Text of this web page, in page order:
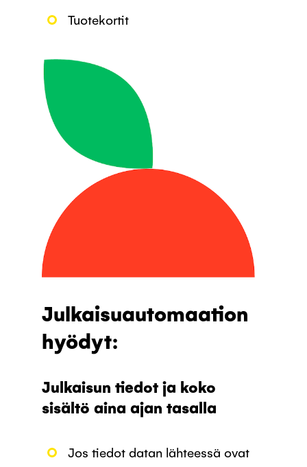
Tuotekortit
Julkaisuautomaation
hyödyt:
Julkaisun tiedot ja koko
sisältö aina ajan tasalla
Jos tiedot datan lähteessä ovat